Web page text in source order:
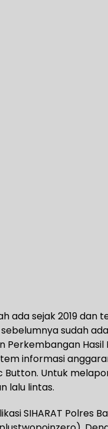
ada sejak 2019 dan
sudah
Perkembangan Hasil
informasi
Button. Untuk
lalu lintas.
SIHARAT Polres